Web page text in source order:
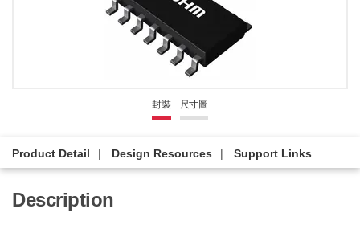
封裝 尺寸圖
Product Detail Design Resources Support Links
Description